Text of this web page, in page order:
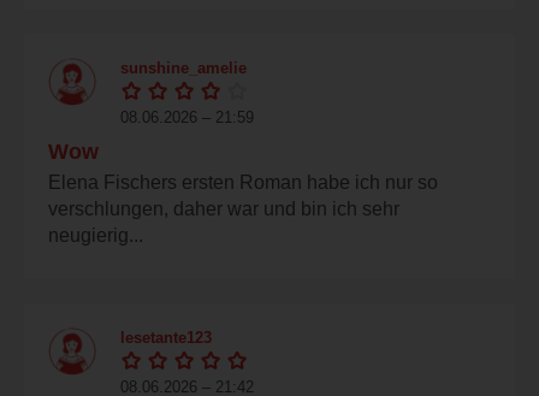
sunshine_amelie
08.06.2026 – 21:59
Wow
Elena Fischers ersten Roman habe ich nur so
verschlungen, daher war und bin ich sehr
neugierig...
lesetante123
08.06.2026 – 21:42